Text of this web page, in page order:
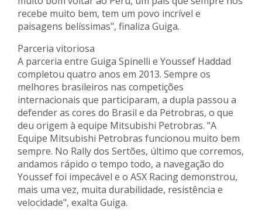
recebe muito bem, tem um povo incrível e
paisagens belíssimas", finaliza Guiga.
Parceria vitoriosa
A parceria entre Guiga Spinelli e Youssef Haddad
completou quatro anos em 2013. Sempre os
melhores brasileiros nas competições
internacionais que participaram, a dupla passou a
defender as cores do Brasil e da Petrobras, o que
deu origem à equipe Mitsubishi Petrobras. "A
Equipe Mitsubishi Petrobras funcionou muito bem
sempre. No Rally dos Sertões, último que corremos,
andamos rápido o tempo todo, a navegação do
Youssef foi impecável e o ASX Racing demonstrou,
mais uma vez, muita durabilidade, resistência e
velocidade", exalta Guiga.